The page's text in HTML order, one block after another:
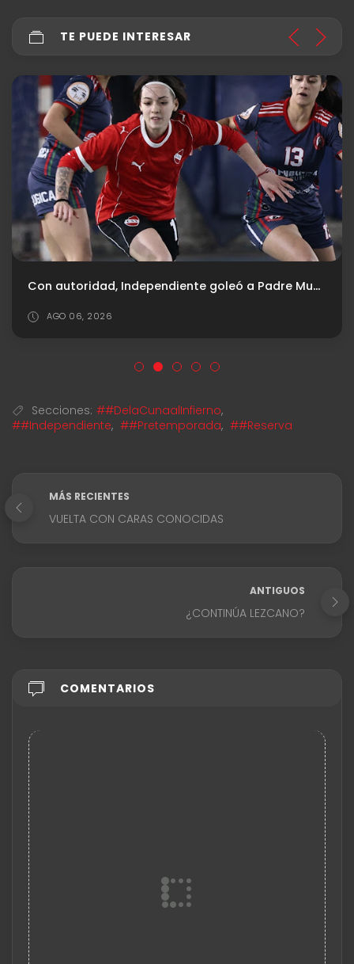
TE PUEDE INTERESAR
Con autoridad, Independiente goleó a Padre Mugica y avanzó en la Copa Argentina
AGO 06, 2026
Secciones: ##DelaCunaalInfierno,
##Independiente, ##Pretemporada, ##Reserva
MÁS RECIENTES
VUELTA CON CARAS CONOCIDAS
ANTIGUOS
¿CONTINÚA LEZCANO?
COMENTARIOS